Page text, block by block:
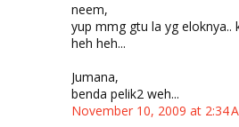
neem,
yup mmg gtu la yg eloknya..
heh heh...
Jumana,
benda pelik2 weh...
November 10, 2009 at 2:34